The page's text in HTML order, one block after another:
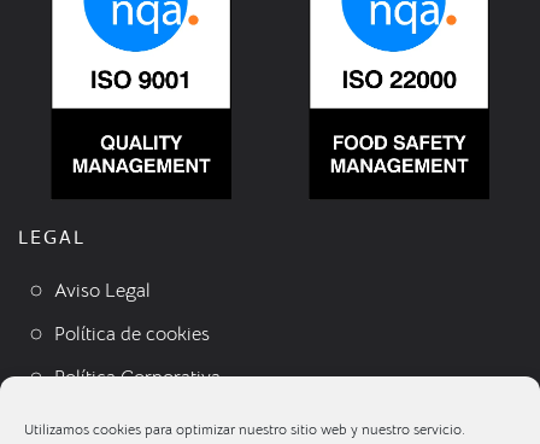
Utilizamos cookies para optimizar nuestro sitio web y nuestro servicio.
LEGAL
Aviso Legal
Política de cookies
Política Corporativa
Condiciones de venta